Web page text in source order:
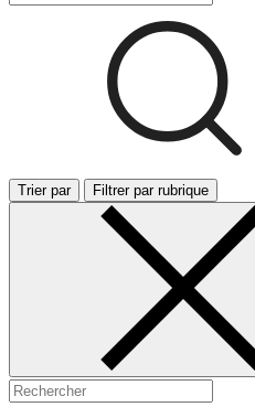
Trier par Filtrer par rubrique